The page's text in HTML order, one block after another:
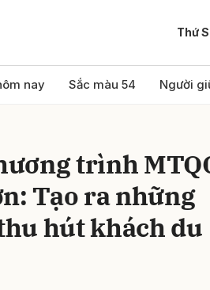
Thứ
nay Sắc màu 54 Người
trình
Tạo ra những
hút khách du